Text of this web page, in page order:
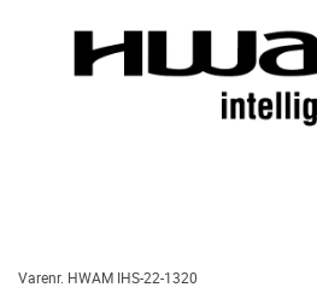
Varenr. HWAM IHS-22-1320